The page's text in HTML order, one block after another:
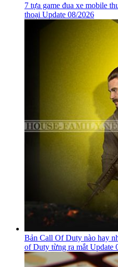
7 tựa game đua xe mobile
thoại Update 08/2026
Bản Call Of Duty nào hay
of Duty từng ra mắt Update